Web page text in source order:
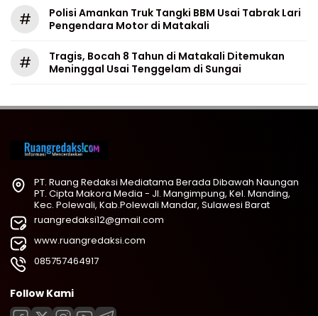
#
Polisi Amankan Truk Tangki BBM Usai Tabrak Lari
Pengendara Motor di Matakali
#
Tragis, Bocah 8 Tahun di Matakali Ditemukan
Meninggal Usai Tenggelam di Sungai
PT. Ruang Redaksi Mediatama Berada Dibawah Naungan
PT. Cipta Makora Media - Jl. Mangimpung, Kel. Manding,
Kec. Polewali, Kab.Polewali Mandar, Sulawesi Barat
ruangredaksi12@gmail.com
www.ruangredaksi.com
085757464917
Follow Kami